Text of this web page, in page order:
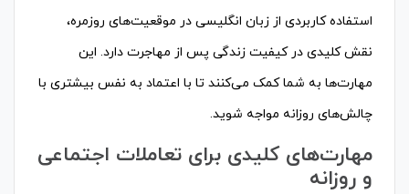
استفاده کاربردی از زبان انگلیسی در موقعیت‌های روزمره،
نقش کلیدی در کیفیت زندگی پس از مهاجرت دارد. این
مهارت‌ها به شما کمک می‌کنند تا با اعتماد به نفس بیشتری با
چالش‌های روزانه مواجه شوید.
مهارت‌های کلیدی برای تعاملات اجتماعی
و روزانه